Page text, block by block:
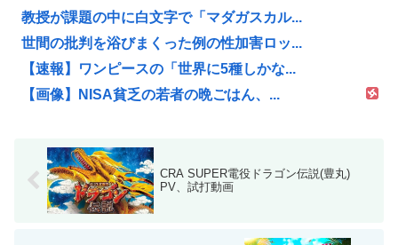
教授が課題の中に白文字で「マダガスカル...
世間の批判を浴びまくった例の性加害ロッ...
【速報】ワンピースの「世界に5種しかな...
【画像】NISA貧乏の若者の晩ごはん、...
CRA SUPER電役ドラゴン伝説(豊丸)
PV、試打動画